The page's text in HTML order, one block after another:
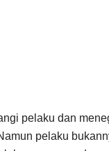
pelaku dan
pelaku